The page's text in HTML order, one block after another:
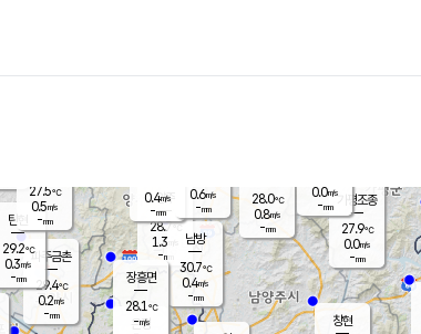
양주
28.7℃
1.3
-mm
파주금촌
29.4℃
0.2m/s
-mm
가평조종
27.9℃
0.0m/s
-mm
28.0℃
0.8m/s
-mm
창현
탄현
29.2℃
0.3m/s
-mm
0.0m/s
-mm
은평
남방
30.7℃
0.4m/s
-mm
장흥면
28.1℃
-m/s
0.4m/s
-mm
27.5℃
0.5m/s
-mm
0.6m/s
-mm